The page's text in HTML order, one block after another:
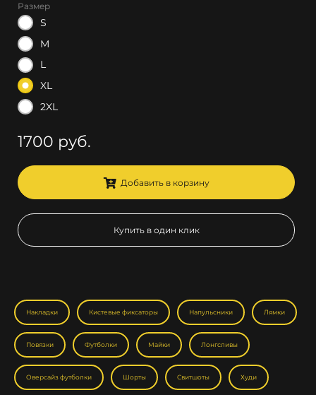
Размер
S
M
L
XL
2XL
1700 руб.
Добавить в корзину
Купить в один клик
Накладки Кистевые фиксаторы Напульсники Лямки
Повязки Футболки Майки Лонгсливы
Оверсайз футболки Шорты Свитшоты Худи